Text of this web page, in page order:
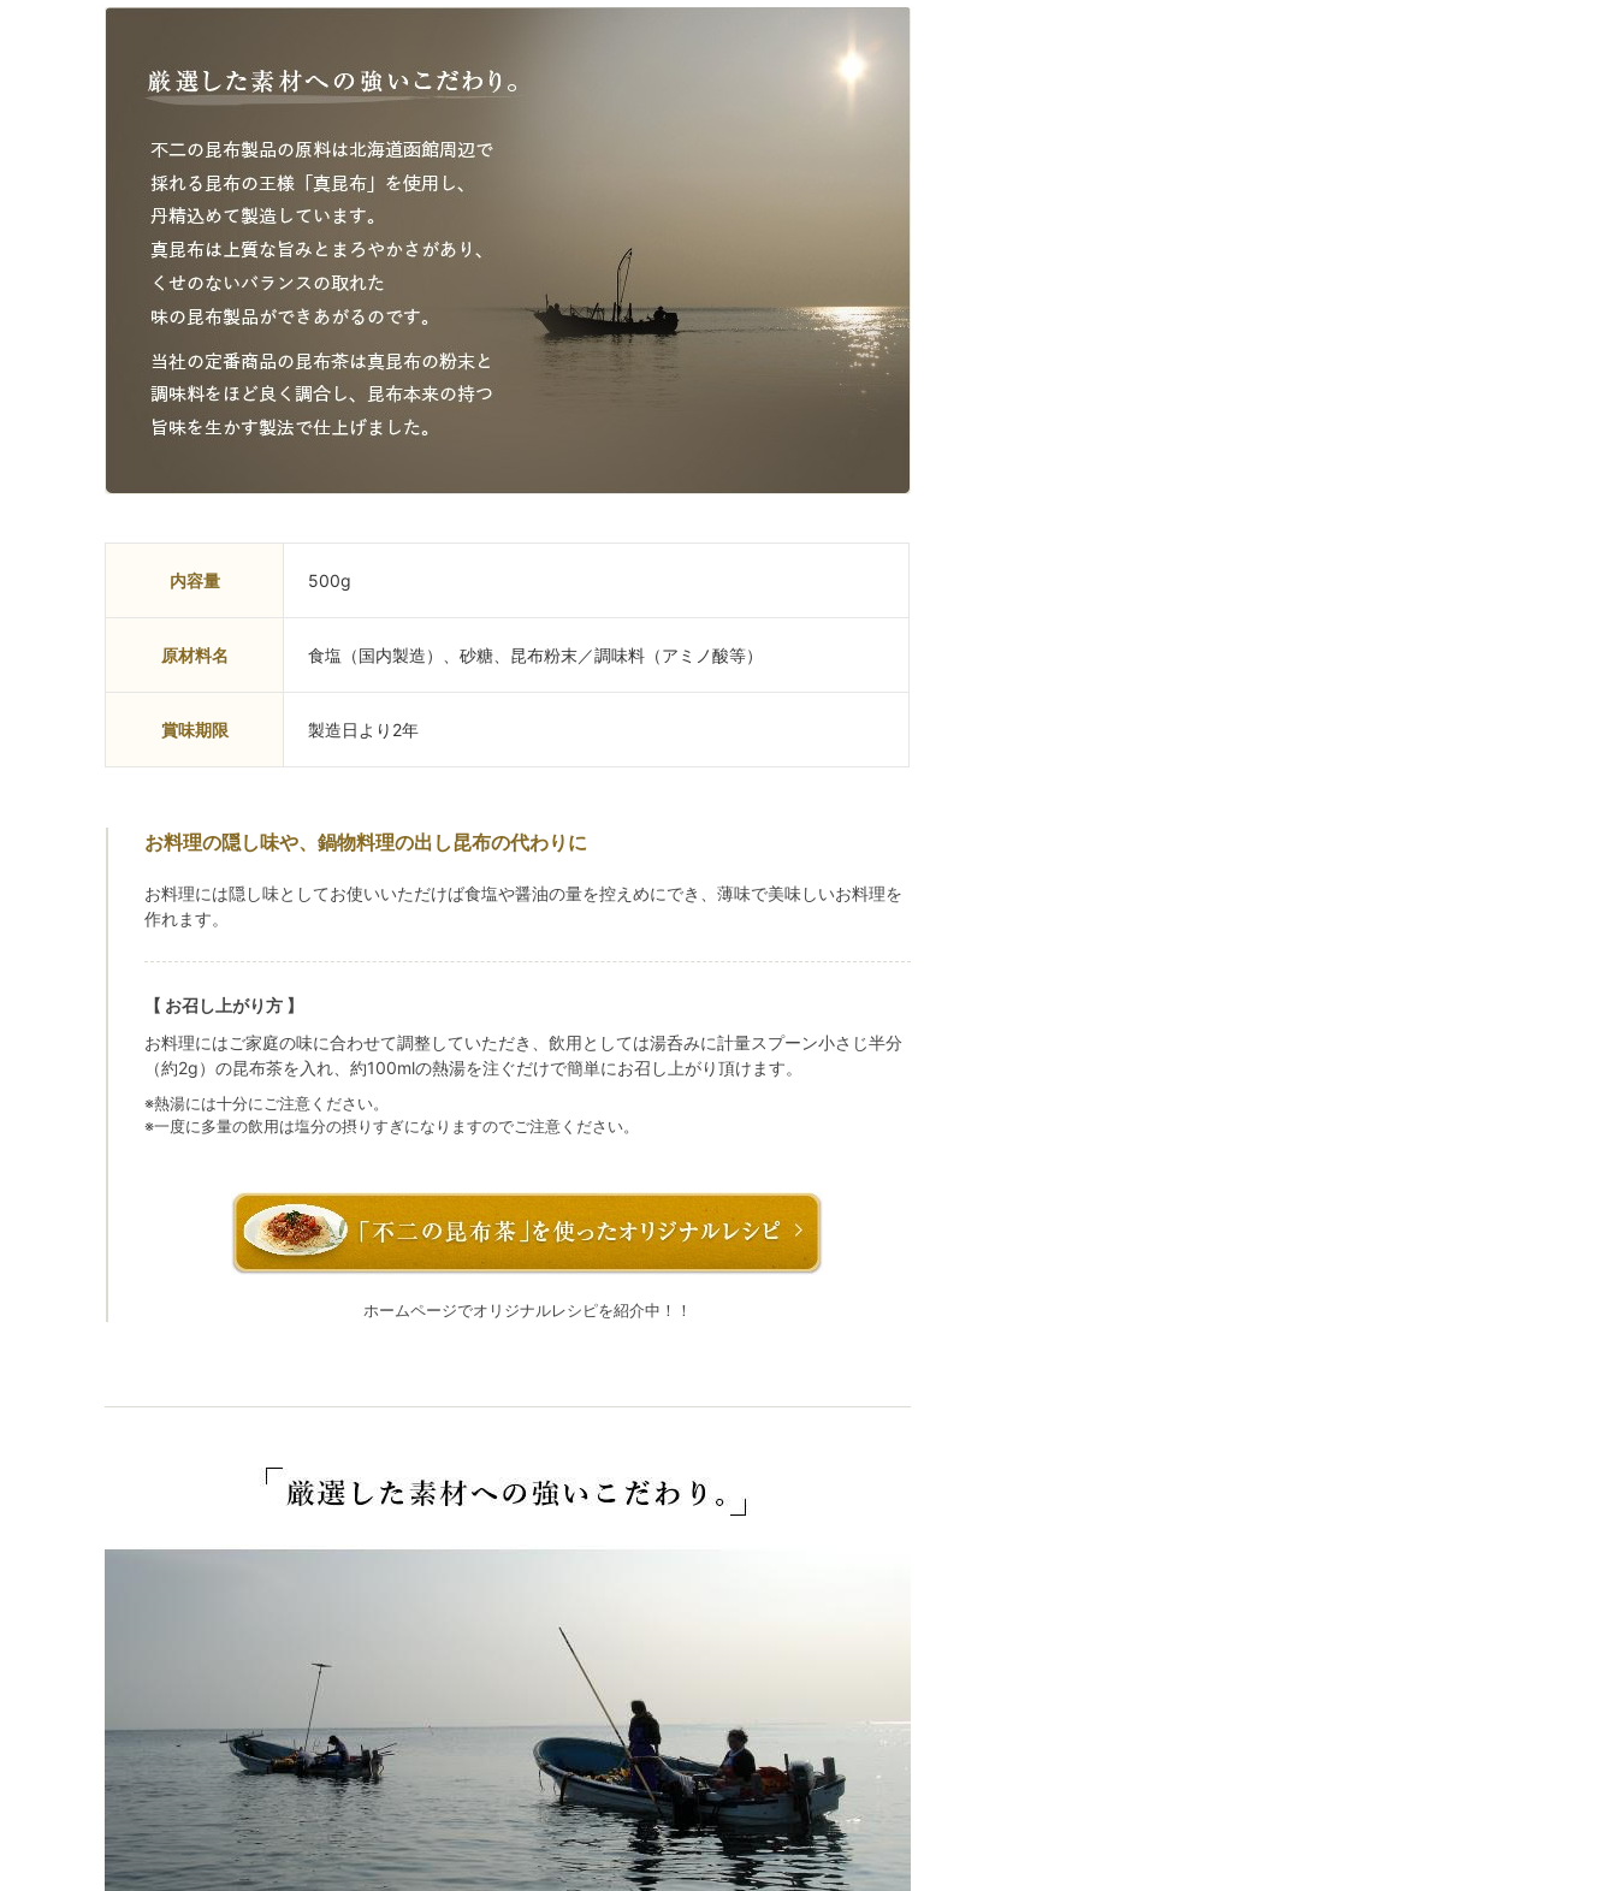
内容量 500g
原材料名 食塩（国内製造）、砂糖、昆布粉末／調味料（アミノ酸等）
賞味期限 製造日より2年
お料理の隠し味や、鍋物料理の出し昆布の代わりに
お料理には隠し味としてお使いいただけば食塩や醤油の量を控えめにでき、薄味で美味しいお料理を
作れます。
【 お召し上がり方 】
お料理にはご家庭の味に合わせて調整していただき、飲用としては湯呑みに計量スプーン小さじ半分
（約2g）の昆布茶を入れ、約100mlの熱湯を注ぐだけで簡単にお召し上がり頂けます。
※熱湯には十分にご注意ください。
※一度に多量の飲用は塩分の摂りすぎになりますのでご注意ください。
ホームページでオリジナルレシピを紹介中！！